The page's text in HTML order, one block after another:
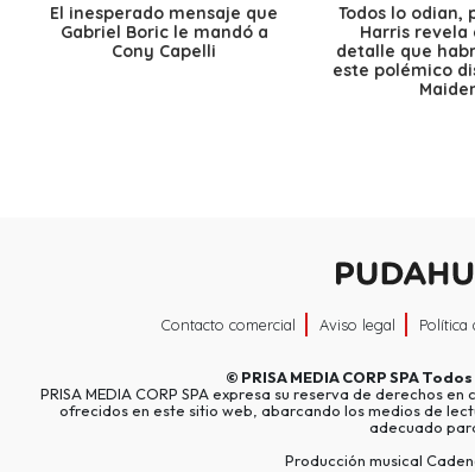
El inesperado mensaje que
Gabriel Boric le mandó a
Cony Capelli
Todos lo odian,
Harris revela
detalle que
este polémico
Contacto comercial Aviso legal Política
© PRISA MEDIA CORP SPA
PRISA MEDIA CORP SPA expresa su reserva de derechos
ofrecidos en este sitio web, abarcando los medios de
adecuado
Producción musical